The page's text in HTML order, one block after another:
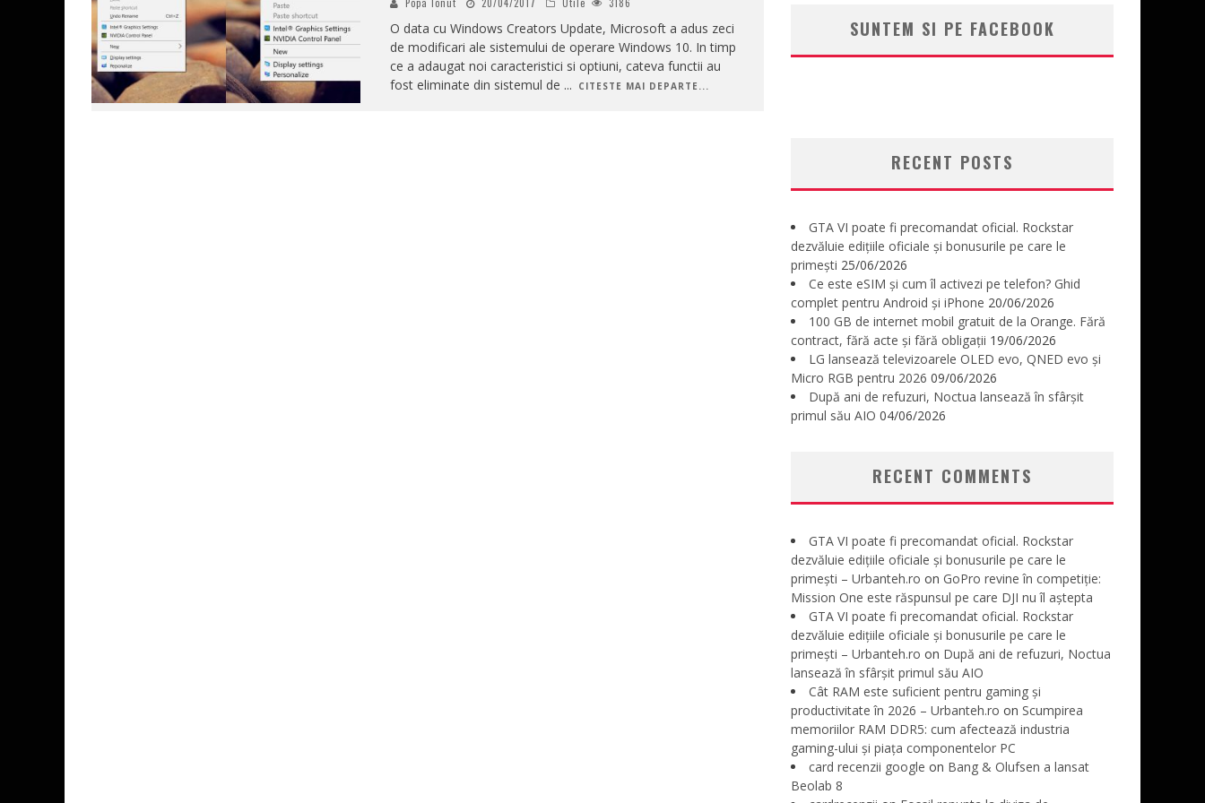
O data cu Windows Creators Update, Microsoft a adus zeci
de modificari ale sistemului de operare Windows 10. In timp
ce a adaugat noi caracteristici si optiuni, cateva functii au
fost eliminate din sistemul de ... CITESTE MAI DEPARTE...
SUNTEM SI PE FACEBOOK
RECENT POSTS
GTA VI poate fi precomandat oficial. Rockstar
dezvăluie edițiile oficiale și bonusurile pe care le
primești 25/06/2026
Ce este eSIM și cum îl activezi pe telefon? Ghid
complet pentru Android și iPhone 20/06/2026
100 GB de internet mobil gratuit de la Orange. Fără
contract, fără acte și fără obligații 19/06/2026
LG lansează televizoarele OLED evo, QNED evo și
Micro RGB pentru 2026 09/06/2026
După ani de refuzuri, Noctua lansează în sfârșit
primul său AIO 04/06/2026
RECENT COMMENTS
GTA VI poate fi precomandat oficial. Rockstar
dezvăluie edițiile oficiale și bonusurile pe care le
primești – Urbanteh.ro on GoPro revine în competiție:
Mission One este răspunsul pe care DJI nu îl aștepta
GTA VI poate fi precomandat oficial. Rockstar
dezvăluie edițiile oficiale și bonusurile pe care le
primești – Urbanteh.ro on După ani de refuzuri, Noctua
lansează în sfârșit primul său AIO
Cât RAM este suficient pentru gaming și
productivitate în 2026 – Urbanteh.ro on Scumpirea
memoriilor RAM DDR5: cum afectează industria
gaming-ului și piața componentelor PC
card recenzii google on Bang & Olufsen a lansat
Beolab 8